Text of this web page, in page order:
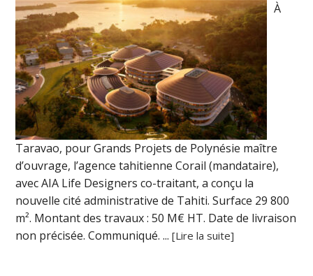
À
Taravao, pour Grands Projets de Polynésie maître
d’ouvrage, l’agence tahitienne Corail (mandataire),
avec AIA Life Designers co-traitant, a conçu la
nouvelle cité administrative de Tahiti. Surface 29 800
m². Montant des travaux : 50 M€ HT. Date de livraison
non précisée. Communiqué. ...[Lire la suite]